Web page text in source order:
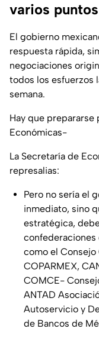
varios
El gobierno
respuesta rápida,
negociaciones
todos los esfuerzos
semana.
Hay que prepararse
Económicas-
La Secretaría de
represalias:
Pero no sería el
inmediato, sino
estratégica,
como el Consejo
COPARMEX,
COMCE-
ANTAD
Autoservicio y
de Bancos de